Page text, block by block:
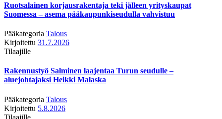
Ruotsalainen korjausrakentaja teki jälleen yrityskaupat
Suomessa – asema pääkaupunkiseudulla vahvistuu
Pääkategoria Talous
Kirjoitettu 31.7.2026
Tilaajille
Rakennustyö Salminen laajentaa Turun seudulle –
aluejohtajaksi Heikki Malaska
Pääkategoria Talous
Kirjoitettu 5.8.2026
Tilaajille